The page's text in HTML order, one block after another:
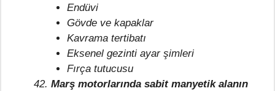
Endüvi
Gövde ve kapaklar
Kavrama tertibatı
Eksenel gezinti ayar şimleri
Fırça tutucusu
Marş motorlarında sabit manyetik alanın